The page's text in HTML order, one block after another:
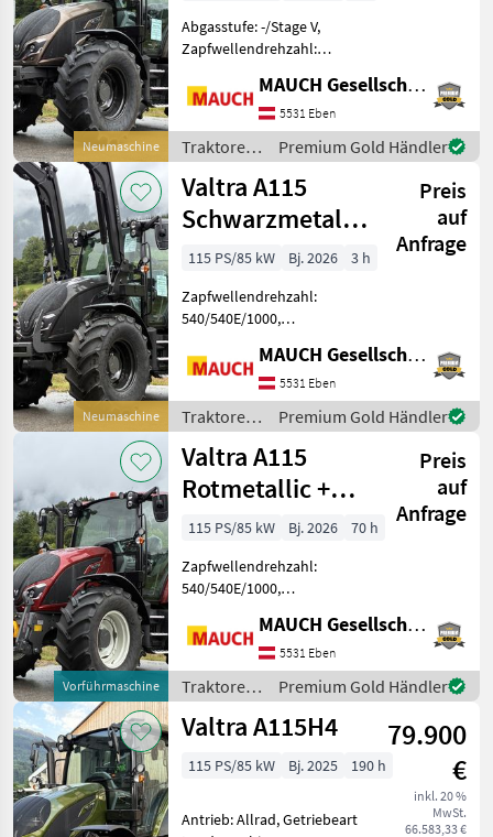
Neumaschine
Abgasstufe: -/Stage V,
Zapfwellendrehzahl:
Bolzengröße
Anhängevorrichtung (mm):
38mm,
Höchstgeschwindigkeit in
km/h: 40 km/h, Getriebeart
Landmaschine: La
MAUCH Gesellschaft m.b.H. & Co.KG, Eben
5531 Eben
Traktoren
/ Valtra
Premium Gold Händler
Neumaschine
Valtra A115
Schwarzmetallic
+ Frontlader G4S
Preis
auf
Anfrage
115 PS/85 kW Bj. 2026
3 h
Zapfwellendrehzahl:
540/540E/1000,
km/h: 40 km/h, Getriebeart
Landmaschine:
Lastschaltgetriebe, Antrieb:
Allrad, Plattform: Kabine,
Anhängevorric
MAUCH Gesellschaft m.b.H. & Co.KG, Eben
5531 Eben
Traktoren
/ Valtra
Premium Gold Händler
Vorführmaschine
Valtra A115
Rotmetallic +
FH+FZW
Preis
auf
Anfrage
115 PS/85 kW Bj. 2026
70 h
Zapfwellendrehzahl:
540/540E/1000,
Anhängevorrichtung (mm):
Höchstgeschwindigkeit in
km/h: 40 km/h, Getriebeart
Landmaschine:
Lastschaltgetriebe, Antri
MAUCH Gesellschaft m.b.H. & Co.KG, Eben
5531 Eben
Traktoren
/ Valtra
Premium Gold Händler
Valtra A115H4
79.900
€
inkl. 20 %
MwSt.
66.583,33 €
115 PS/85 kW Bj. 2025 190 h
Antrieb: Allrad, Getriebeart